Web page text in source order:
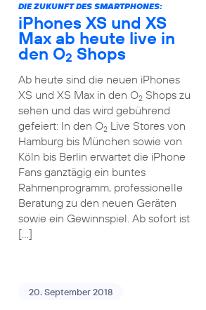
DIE ZUKUNFT DES SMARTPHONES:
iPhones XS und XS
Max ab heute live in
den O2 Shops
Ab heute sind die neuen iPhones
XS und XS Max in den O2Shops zu
sehen und das wird gebührend
gefeiert: In den O2Live Stores von
Hamburg bis München sowie von
Köln bis Berlin erwartet die iPhone
Fans ganztägig ein buntes
Rahmenprogramm, professionelle
Beratung zu den neuen Geräten
sowie ein Gewinnspiel. Ab sofort ist
[…]
20. September 2018